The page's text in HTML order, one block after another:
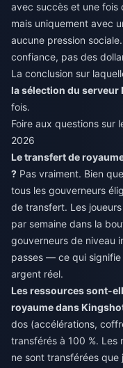
avec succès et une fois
mais uniquement avec
aucune pression
confiance, pas des
La conclusion sur
la sélection du serveur
fois.
Foire aux questions sur
2026
Le transfert de
? Pas vraiment. Bien
tous les gouverneurs
de transfert. Les
par semaine dans la
gouverneurs de niveau
passes — ce qui signifie
argent réel.
Les ressources sont-
royaume dans
dos (accélérations,
transférés à 100 %.
ne sont transférées